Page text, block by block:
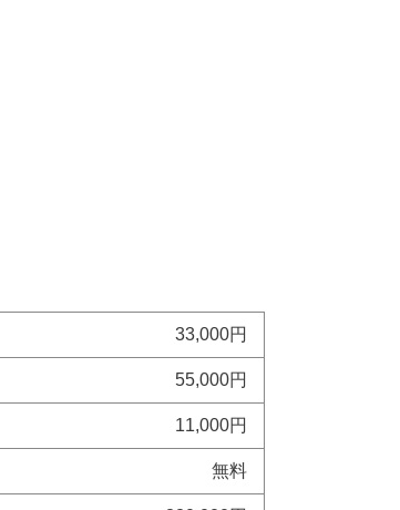
33,000円
55,000円
11,000円
無料